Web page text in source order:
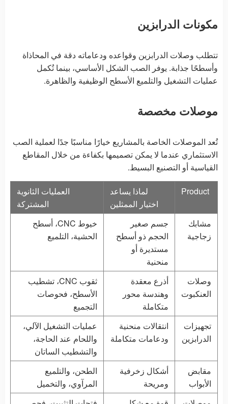
مكونات الدرابزين
تتطلب وصلات الدرابزين وقواعده ودعاماته دقة في المحاذاة
وأسطحًا جذابة. يوفر الصب الشكل الأساسي، بينما تُكمل
عمليات التشغيل والتلميع الأسطح الوظيفية والظاهرة.
موصلات مخصصة
تُعد الموصلات الخاصة بالمشاريع خيارًا مناسبًا جدًا لعملية الصب
الاستثماري عندما لا يمكن تصميمها بكفاءة من خلال المقاطع
القياسية أو التصنيع البسيط.
Product
لماذا يساعد
اختيار الممثلين
العمليات الثانوية
المشتركة
مشابك
زجاجية
جسم صغير
الحجم ذو أسطح
مستديرة أو
منحنية
خيوط CNC، أسطح
الحشية، التلميع
وصلات
العنكبوت
أذرع معقدة
وهندسة محور
متكاملة
ثقوب CNC، تشطيب
الأسطح، فحوصات
التجميع
تجهيزات
الدرابزين
انتقالات منحنية
ودعامات متكاملة
عمليات التشغيل الآلي،
واللحام عند الحاجة،
والتشطيب الساتان
مقابض
الأبواب
أشكال زخرفية
ومريحة
الطحن، والتلميع
المرآوي، والتخميل